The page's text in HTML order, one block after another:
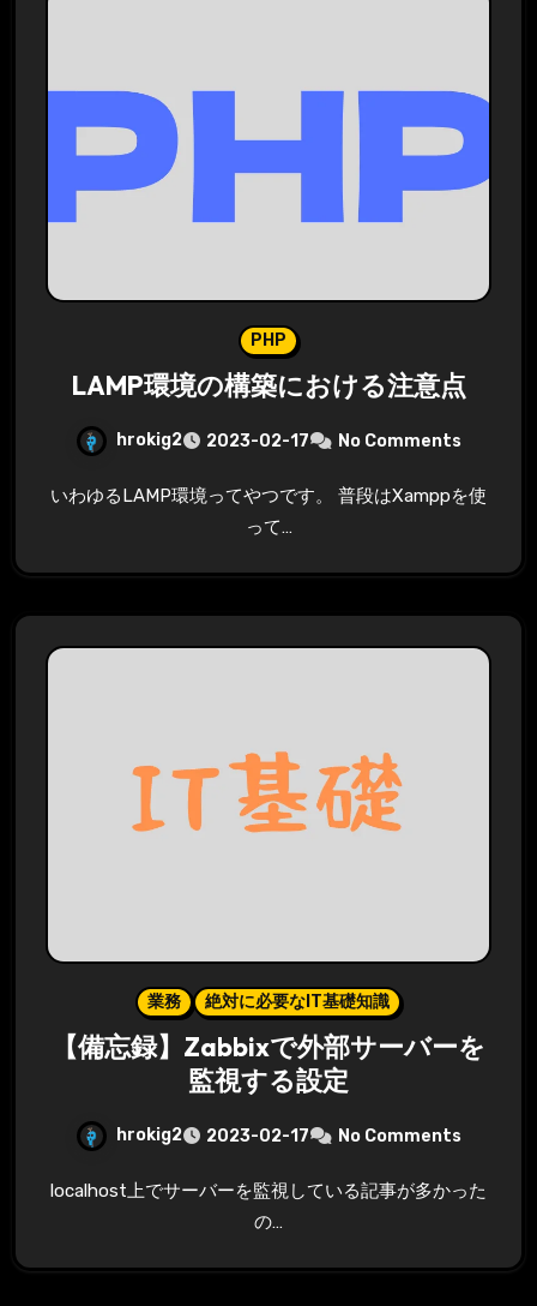
PHP
LAMP環境の構築における注意点
hrokig2 2023-02-17 No Comments
いわゆるLAMP環境ってやつです。 普段はXamppを使
って…
業務 絶対に必要なIT基礎知識
【備忘録】Zabbixで外部サーバーを
監視する設定
hrokig2 2023-02-17 No Comments
の…